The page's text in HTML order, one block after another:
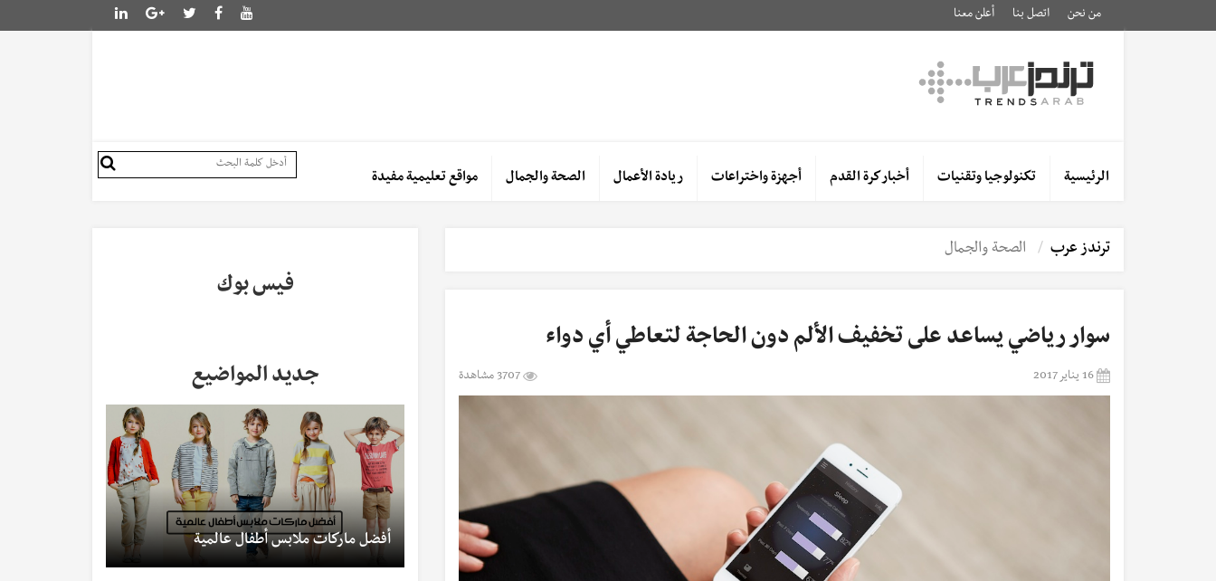
من نحن اتصل بنا أعلن معنا
الرئيسية تكنولوجيا وتقنيات أخبار كرة القدم أجهزة واختراعات ريادة الأعمال الصحة والجمال مواقع تعليمية مفيدة
ترندز عرب الصحة والجمال
سوار رياضي يساعد على تخفيف الألم دون الحاجة لتعاطي أي دواء
16 يناير 2017 3707 مشاهدة
فيس بوك
جديد المواضيع
أفضل ماركات ملابس أطفال عالمية